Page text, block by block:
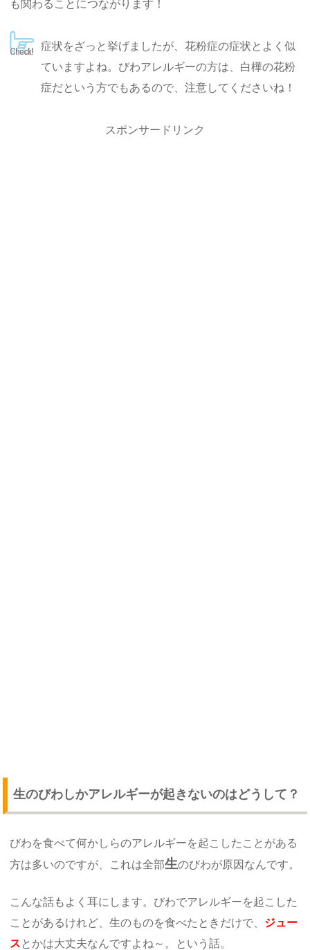
も関わることにつながります！
症状をざっと挙げましたが、花粉症の症状とよく似
ていますよね。びわアレルギーの方は、白樺の花粉
症だという方でもあるので、注意してくださいね！
スポンサードリンク
生のびわしかアレルギーが起きないのはどうして？
びわを食べて何かしらのアレルギーを起こしたことがある
方は多いのですが、これは全部生のびわが原因なんです。
こんな話もよく耳にします。びわでアレルギーを起こした
ことがあるけれど、生のものを食べたときだけで、 ジュー
ス とかは大丈夫なんですよね～。という話。